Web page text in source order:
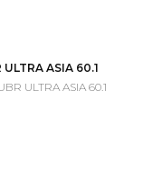
ASIA 60.1
ULTRA ASIA 60.1